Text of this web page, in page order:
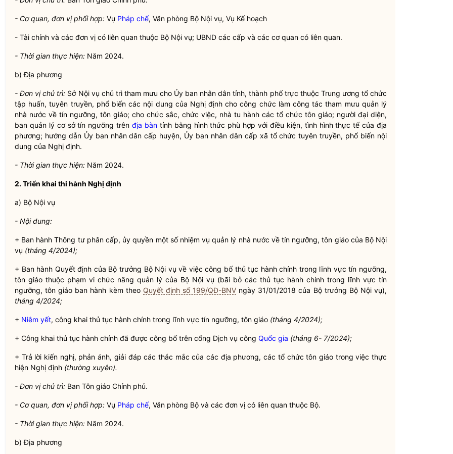
- Cơ quan, đơn vị phối hợp: Vụ Pháp chế, Văn phòng Bộ Nội vụ, Vụ Kế hoạch
- Tài chính và các đơn vị có liên quan thuộc Bộ Nội vụ; UBND các cấp và các cơ quan có liên quan.
- Thời gian thực hiện: Năm 2024.
b) Địa phương
- Đơn vị chủ trì: Sở Nội vụ chủ trì tham mưu cho Ủy ban nhân dân tỉnh, thành phố trực thuộc Trung ương tổ chức
tập huấn, tuyên truyền, phổ biến các nội dung của Nghị định cho công chức làmcông tác tham mưu quản lý
nhà nước về tín ngưỡng, tôn giáo; cho chức sắc, chức việc, nhà tu hành các tổ chức tôn giáo; người đại diện,
ban quản lý cơ sở tín ngưỡng trên địa bàntỉnh bằng hình thức phù hợp với điều kiện, tình hình thực tế của địa
phương; hướng dẫn Ủy ban nhân dân cấp huyện, Ủy ban nhân dân cấp xã tổ chức tuyên truyền, phổ biến nội
dung của Nghị định.
- Thời gian thực hiện: Năm 2024.
2. Triển khai thi hành Nghị định
a) Bộ Nội vụ
- Nội dung:
+ Ban hành Thông tư phân cấp, ủyquyền một số nhiệm vụquản lý nhà nước về tín ngưỡng, tôn giáo của Bộ Nội
vụ (tháng 4/2024);
+ Ban hành Quyết định của Bộ trưởng Bộ Nội vụ về việc công bố thủ tục hành chính trong lĩnh vực tín ngưỡng,
tôn giáo thuộc phạm vi chức năng quản lý của Bộ Nội vụ (bãi bỏ các thủ tục hành chính trong lĩnh vực tín
ngưỡng, tôn giáo ban hành kèm theo Quyết định số 199/QĐ-BNV ngày 31/01/2018 của Bộ trưởng Bộ Nội vụ),
tháng 4/2024;
+ Niêm yết, công khai thủ tục hành chính trong lĩnh vực tín ngưỡng, tôn giáo (tháng 4/2024);
+ Công khai thủ tục hành chính đã được công bố trên cổng Dịch vụ công Quốc gia (tháng 6- 7/2024);
+ Trả lời kiến nghị, phản ánh, giải đáp các thắc mắc của các địa phương, các tổ chức tôn giáo trong việc thực
hiện Nghị định (thường xuyên).
- Đơn vị chủ trì: Ban Tôn giáo Chính phủ.
- Cơ quan, đơn vị phối hợp: Vụ Pháp chế, Văn phòng Bộ và các đơn vị có liên quan thuộc Bộ.
- Thời gian thực hiện: Năm 2024.
b) Địa phương